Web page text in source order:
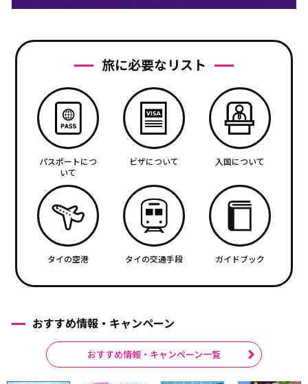
旅に必要なリスト
パスポートにつ
いて
ビザについて 入国について
タイの空港 タイの交通手段 ガイドブック
おすすめ情報・キャンペーン
おすすめ情報・キャンペーン一覧